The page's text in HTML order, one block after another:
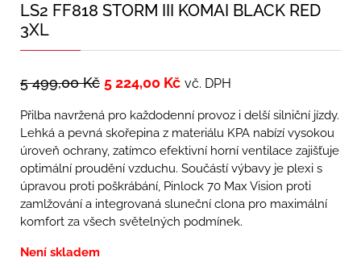
LS2 FF818 STORM III KOMAI BLACK RED
3XL
5 499,00Kč 5 224,00 Kč vč. DPH
Přilba navržená pro každodenní provoz i delší silniční jízdy.
Lehká a pevná skořepina z materiálu KPA nabízí vysokou
úroveň ochrany, zatímco efektivní horní ventilace zajišťuje
optimální proudění vzduchu. Součástí výbavy je plexi s
úpravou proti poškrábání, Pinlock 70 Max Vision proti
zamlžování a integrovaná sluneční clona pro maximální
komfort za všech světelných podmínek.
Není skladem